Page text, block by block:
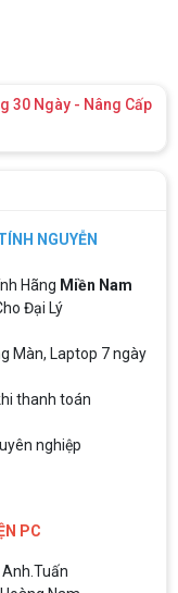
30 Ngày - Nâng Cấp
NGUYỄN
HãngMiền Nam
Đại Lý
thanh toán
nghiệp
PC